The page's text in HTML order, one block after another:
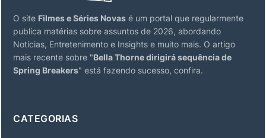
O site Filmes e Séries Novas é um portal que regularmente
publica matérias sobre assuntos de 2026, abordando
Notícias, Entretenimento e Insights e muito mais. O artigo
mais recente sobre "Bella Thorne dirigirá sequência de
Spring Breakers" está fazendo sucesso, confira.
CATEGORIAS